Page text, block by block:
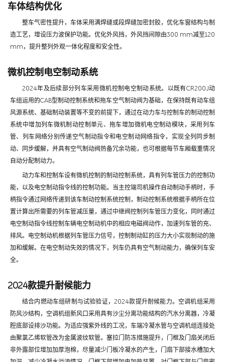
车体结构优化
整车气密性提升，车体采用满焊缝或段焊缝加密封胶，优化车窗结构与制
造工艺，增设压力波保护功能。优化外风挡，外风挡间隙由300 mm减至120
mm，提升整列外观一体化程度和安全性。
微机控制电空制动系统
2024年及后续部分列车采用微机控制电空制动系统。以既有CR200J动
车组运用的CAB型制动控制系统和拖车空气制动阀为基础，在保持既有动车组
风源系统、基础制动装置等不变的前提下，通过在动力车与控制车的制动控制
系统中增加列车微机制动控制单元、拖车增加微机电空制动模块，采用列车
管、列车网络分别传递空气制动指令和电空制动网络指令，实现全列同步制
动、同步缓解，并具有空气制动阀热备冗余功能，也可根据每节车厢载重情况
自动分配制动力。
动力车和控制车设有微机控制的制动控制系统，具有列车管压力的控制功
能，以及电空制动指令线的控制功能。当主控端司机操作自动制动手柄时，手
柄指令通过网络传递到该车制动控制系统控制，制动控制系统根据手柄所在位
置计算出所需要的列车管减压量，通过中继阀控制列车管压力变化，同时通过
电空制动指令线控制车辆电空制动机中的相应电磁阀动作，加速列车管的充、
排风。电空制动机根据列车管压力信号，控制制动缸的压力大小实现制动的施
加和缓解。在电空制动失效的情况下，列车仍具有空气制动能力，确保列车安
全。
2024款提升耐候能力
结合内燃动车组研制与试验验证，2024款提升耐候能力。空调机组采用
防风沙结构，空调机组新风口采用具有沙尘分离功能结构的汽水分离器，冷凝
腔底部设排沙功能。为适应强紫外线的工况，车端冷凝水管与空调机组连接处
由聚氯乙烯软管改为金属波纹软管。塞拉门防冻措施提升，门框及门扇关闭后
非外露部位增加加厚泡棉，尽量减少门板冷凝水的产生，门扇下部接水槽加大